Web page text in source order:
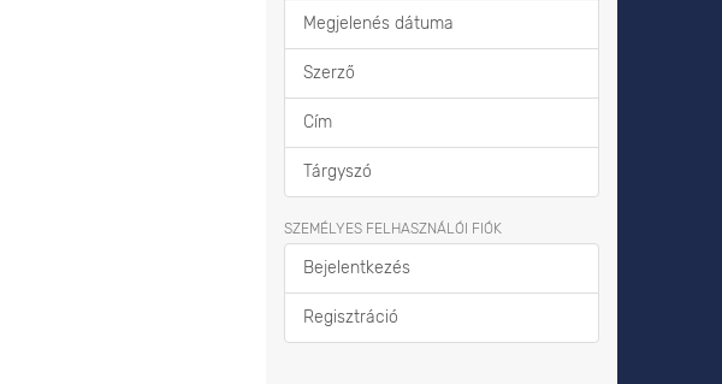
Megjelenés dátuma
Szerző
Cím
Tárgyszó
SZEMÉLYES FELHASZNÁLÓI FIÓK
Bejelentkezés
Regisztráció